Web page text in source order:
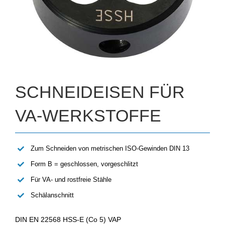
SCHNEIDEISEN FÜR
VA-WERKSTOFFE
Zum Schneiden von metrischen ISO-Gewinden DIN 13
Form B = geschlossen, vorgeschlitzt
Für VA- und rostfreie Stähle
Schälanschnitt
DIN EN 22568 HSS-E (Co 5) VAP